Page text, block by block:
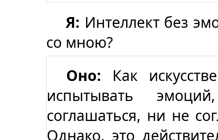
Я: Интеллект без
со мною?
Оно: Как
испытывать
соглашаться, ни не
Однако, это